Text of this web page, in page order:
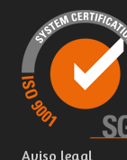
Aviso legal